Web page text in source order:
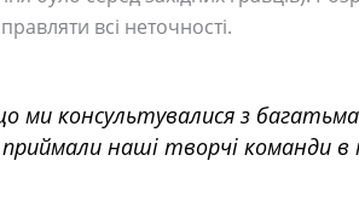
всі неточності.
ми консультувалися з
наші творчі команди в